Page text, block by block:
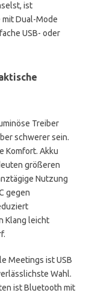
ist
Dual-Mode
USB- oder
Treiber
schwerer sein.
Komfort. Akku
größeren
Nutzung
gegen
Klang leicht
Meetings ist USB
Wahl.
ist Bluetooth mit